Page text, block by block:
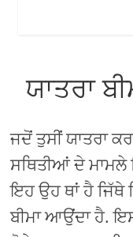
ਯਾਤਰਾ
ਜਦੋਂ ਤੁਸੀਂ ਯਾਤਰਾ
ਸਥਿਤੀਆਂ ਦੇ
ਇਹ ਉਹ ਥਾਂ ਹੈ ਜਿੱਥੇ
ਬੀਮਾ ਆਉਂਦਾ ਹੈ.